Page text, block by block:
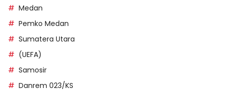
Medan
Pemko Medan
Sumatera Utara
(UEFA)
Samosir
Danrem 023/KS